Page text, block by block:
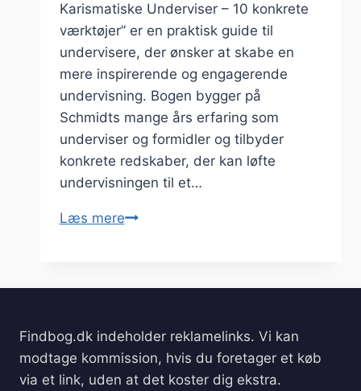
Karismatiske Underviser – 10 konkrete
værktøjer” er en praktisk guide til
undervisere, der ønsker at skabe en
mere inspirerende og engagerende
undervisning. Bogen bygger på
Schmidts mange års erfaring som
underviser og formidler og tilbyder
konkrete redskaber, der kan løfte
undervisningen til et…
Læs mereDen
Findbog.dk indeholder reklamelinks. Vi kan
modtage kommission, hvis du foretager et køb
via et link, uden at det koster dig ekstra.